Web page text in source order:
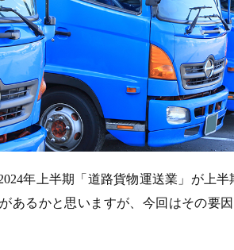
年上半期「道路貨物運送業」が上
あるかと思いますが、今回はその要